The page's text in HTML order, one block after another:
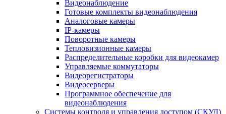
Видеонаблюдение
Готовые комплекты видеонаблюдения
Аналоговые камеры
IP-камеры
Поворотные камеры
Тепловизионные камеры
Распределительные коробки для видеокамер
Управляемые коммутаторы
Видеорегистраторы
Видеосерверы
Программное обеспечение для
видеонаблюдения
Системы контроля и управления доступом (СКУД)